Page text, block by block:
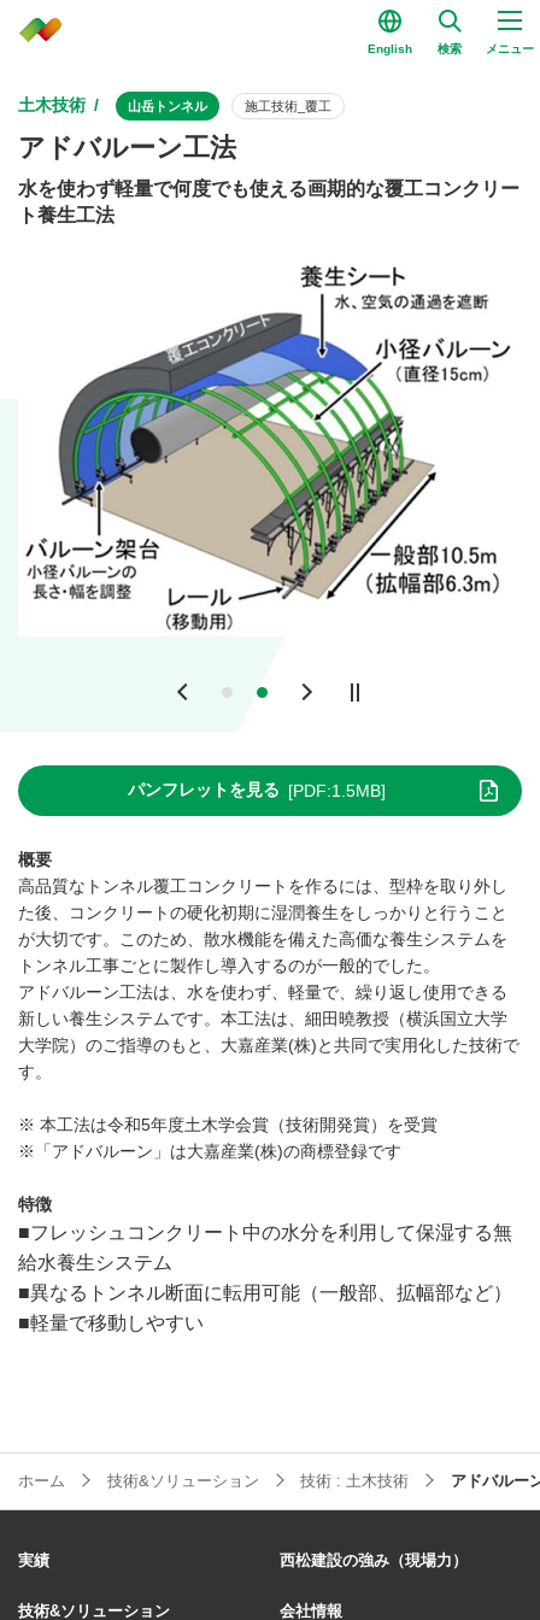
English 検索 メニュー
土木技術 山岳トンネル 施工技術_覆工
アドバルーン工法
水を使わず軽量で何度でも使える画期的な覆工コンクリー
ト養生工法
Previous Next
パンフレットを見る [PDF:1.5MB]
概要
高品質なトンネル覆工コンクリートを作るには、型枠を取り外し
た後、コンクリートの硬化初期に湿潤養生をしっかりと行うこと
が大切です。このため、散水機能を備えた高価な養生システムを
トンネル工事ごとに製作し導入するのが一般的でした。
アドバルーン工法は、水を使わず、軽量で、繰り返し使用できる
新しい養生システムです。本工法は、細田曉教授（横浜国立大学
大学院）のご指導のもと、大嘉産業(株)と共同で実用化した技術で
す。
※ 本工法は令和5年度土木学会賞（技術開発賞）を受賞
※「アドバルーン」は大嘉産業(株)の商標登録です
特徴
■フレッシュコンクリート中の水分を利用して保湿する無
給水養生システム
■異なるトンネル断面に転用可能（一般部、拡幅部など）
■軽量で移動しやすい
ホーム 技術&ソリューション 技術 : 土木技術 アドバルー
実績 西松建設の強み（現場力）
技術&ソリューション 会社情報